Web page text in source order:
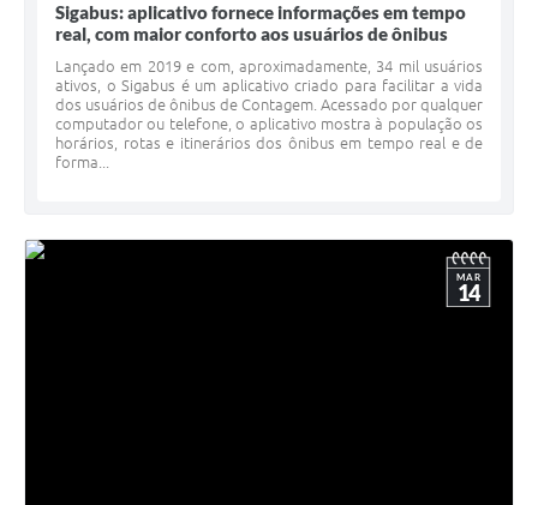
Sigabus: aplicativo fornece informações em tempo
real, com maior conforto aos usuários de ônibus
Lançado em 2019 e com, aproximadamente, 34 mil usuários
ativos, o Sigabus é um aplicativo criado para facilitar a vida
dos usuários de ônibus de Contagem. Acessado por qualquer
computador ou telefone, o aplicativo mostra à população os
horários, rotas e itinerários dos ônibus em tempo real e de
forma...
MAR
14